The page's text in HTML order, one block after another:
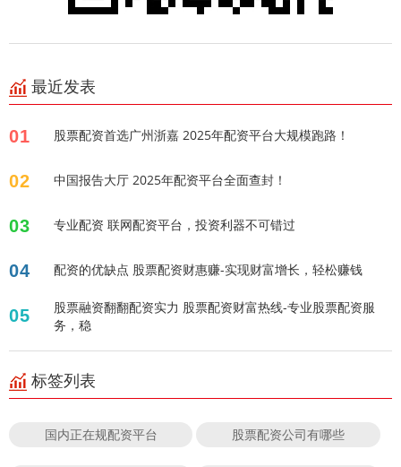
最近发表
01 股票配资首选广州浙嘉 2025年配资平台大规模跑路！
02 中国报告大厅 2025年配资平台全面查封！
03 专业配资 联网配资平台，投资利器不可错过
04 配资的优缺点 股票配资财惠赚-实现财富增长，轻松赚钱
05
股票融资翻翻配资实力 股票配资财富热线-专业股票配资服
务，稳
标签列表
国内正在规配资平台 股票配资公司有哪些